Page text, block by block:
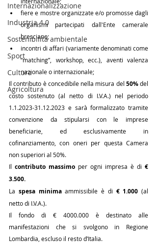
Internazionalizzazione
Industria 4.0
Sostenibilità ambientale
Sport
Cultura
Agricoltura
fiere e mostre organizzate e/o promosse dagli
organismi partecipati dall'Ente camerale
bresciano;
incontri di affari (variamente denominati come
“matching”, workshop, ecc.), aventi valenza
nazionale o internazionale;
Il contributo è concedibile nella misura del 50% del
costo sostenuto (al netto di I.V.A.) nel periodo
1.1.2023-31.12.2023 e sarà formalizzato tramite
convenzione da stipularsi con le imprese
beneficiarie, ed esclusivamente in
cofinanziamento, con oneri per questa Camera
non superiori al 50%.
Il contributo massimo per ogni impresa è di €
3.500.
La spesa minima ammissibile è di € 1.000 (al
netto di I.V.A.).
Il fondo di € 4000.000 è destinato alle
manifestazioni che si svolgono in Regione
Lombardia, escluso il resto d’Italia.